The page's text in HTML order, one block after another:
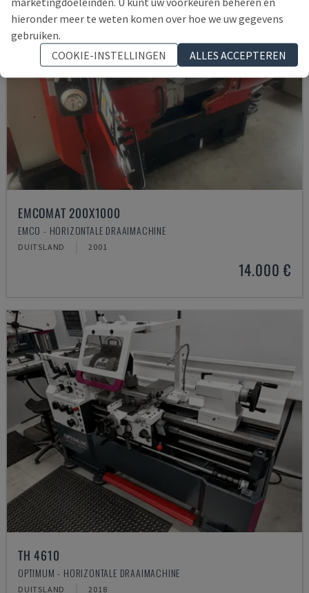
EMCOMAT 200X1000
EMCO - HORIZONTALE DRAAIMACHINE
DUITSLAND 2001
14.000 €
TH 4610
OPTIMUM - HORIZONTALE DRAAIMACHINE
DUITSLAND 2018
hieronder meer te weten komen over hoe we uw gegevens
gebruiken.
COOKIE-INSTELLINGEN
ALLES ACCEPTEREN